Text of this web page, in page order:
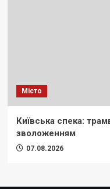
Місто
Київська спека:
зволоженням
07.08.2026